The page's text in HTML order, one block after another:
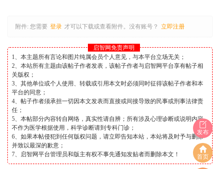
附件: 您需要 登录 才可以下载或查看附件。没有账号？ 立即注册
启智网免责声明
1、本主题所有言论和图片纯属会员个人意见，与本平台立场无关；
2、本站所有主题由该帖子作者发表，该帖子作者与启智网平台享有帖子相
关版权；
3、其他单位或个人使用、转载或引用本文时必须同时征得该帖子作者和本
平台的同意；
4、帖子作者须承担一切因本文发表而直接或间接导致的民事或刑事法律责
任；
5、本帖部分内容转自网络，真实性请自辨；所有涉及心理诊断或说明内容
不作为医学根据使用，科学诊断请到专科门诊；
6、如果本帖侵犯到任何版权问题，请立即告知本站，本站将及时予与删除
并致以最深的歉意；
7、启智网平台管理员和版主有权不事先通知发贴者而删除本文！
发布
首页